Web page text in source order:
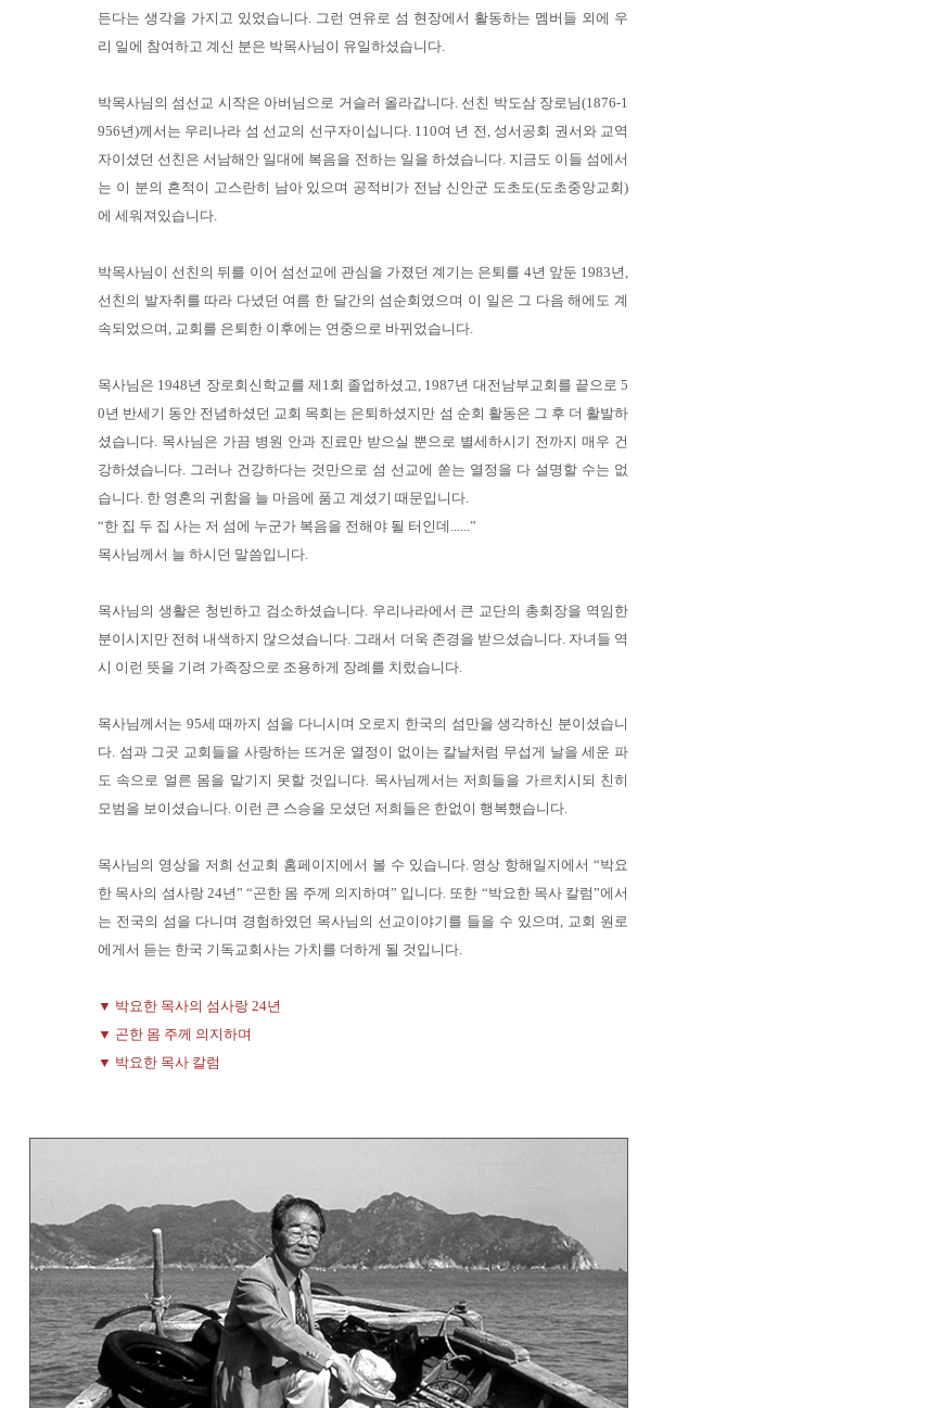
든다는 생각을 가지고 있었습니다. 그런 연유로 섬 현장에서 활동하는 멤버들 외에 우
리 일에 참여하고 계신 분은 박목사님이 유일하셨습니다.
박목사님의 섬선교 시작은 아버님으로 거슬러 올라갑니다. 선친 박도삼 장로님(1876-1
956년)께서는 우리나라 섬 선교의 선구자이십니다. 110여 년 전, 성서공회 권서와 교역
자이셨던 선친은 서남해안 일대에 복음을 전하는 일을 하셨습니다. 지금도 이들 섬에서
는 이 분의 흔적이 고스란히 남아 있으며 공적비가 전남 신안군 도초도(도초중앙교회)
에 세워져있습니다.
박목사님이 선친의 뒤를 이어 섬선교에 관심을 가졌던 계기는 은퇴를 4년 앞둔 1983년,
선친의 발자취를 따라 다녔던 여름 한 달간의 섬순회였으며 이 일은 그 다음 해에도 계
속되었으며, 교회를 은퇴한 이후에는 연중으로 바뀌었습니다.
목사님은 1948년 장로회신학교를 제1회 졸업하셨고, 1987년 대전남부교회를 끝으로 5
0년 반세기 동안 전념하셨던 교회 목회는 은퇴하셨지만 섬 순회 활동은 그 후 더 활발하
셨습니다. 목사님은 가끔 병원 안과 진료만 받으실 뿐으로 별세하시기 전까지 매우 건
강하셨습니다. 그러나 건강하다는 것만으로 섬 선교에 쏟는 열정을 다 설명할 수는 없
습니다. 한 영혼의 귀함을 늘 마음에 품고 계셨기 때문입니다.
“한 집 두 집 사는 저 섬에 누군가 복음을 전해야 될 터인데......”
목사님께서 늘 하시던 말씀입니다.
목사님의 생활은 청빈하고 검소하셨습니다. 우리나라에서 큰 교단의 총회장을 역임한
분이시지만 전혀 내색하지 않으셨습니다. 그래서 더욱 존경을 받으셨습니다. 자녀들 역
시 이런 뜻을 기려 가족장으로 조용하게 장례를 치렀습니다.
목사님께서는 95세 때까지 섬을 다니시며 오로지 한국의 섬만을 생각하신 분이셨습니
다. 섬과 그곳 교회들을 사랑하는 뜨거운 열정이 없이는 칼날처럼 무섭게 날을 세운 파
도 속으로 얼른 몸을 맡기지 못할 것입니다. 목사님께서는 저희들을 가르치시되 친히
모범을 보이셨습니다. 이런 큰 스승을 모셨던 저희들은 한없이 행복했습니다.
목사님의 영상을 저희 선교회 홈페이지에서 볼 수 있습니다. 영상 항해일지에서 “박요
한 목사의 섬사랑 24년” “곤한 몸 주께 의지하며” 입니다. 또한 “박요한 목사 칼럼”에서
는 전국의 섬을 다니며 경험하였던 목사님의 선교이야기를 들을 수 있으며, 교회 원로
에게서 듣는 한국 기독교회사는 가치를 더하게 될 것입니다.
▼ 박요한 목사의 섬사랑 24년
▼ 곤한 몸 주께 의지하며
▼ 박요한 목사 칼럼